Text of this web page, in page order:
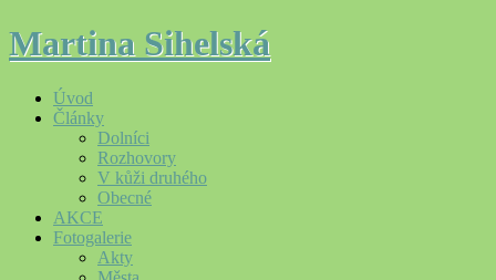
Martina Sihelská
Úvod
Články
Dolníci
Rozhovory
V kůži druhého
Obecné
AKCE
Fotogalerie
Akty